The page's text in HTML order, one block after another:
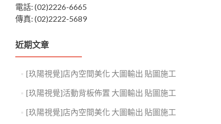
電話: (02)2226-6665
傳真: (02)2222-5689
近期文章
[玖陽視覺]店內空間美化 大圖輸出 貼圖施工
[玖陽視覺]活動背板佈置 大圖輸出 貼圖施工
[玖陽視覺]店內空間美化 大圖輸出 貼圖施工